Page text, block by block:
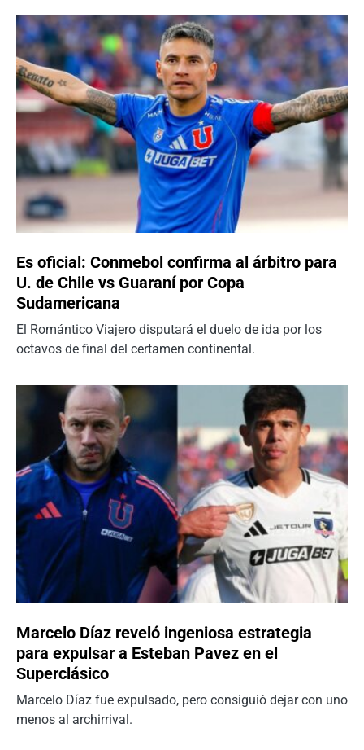
Es oficial: Conmebol confirma al árbitro para
U. de Chile vs Guaraní por Copa
Sudamericana
El Romántico Viajero disputará el duelo de ida por los
octavos de final del certamen continental.
Marcelo Díaz reveló ingeniosa estrategia
para expulsar a Esteban Pavez en el
Superclásico
Marcelo Díaz fue expulsado, pero consiguió dejar con uno
menos al archirrival.